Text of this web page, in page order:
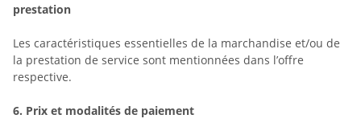
prestation
Les caractéristiques essentielles de la marchandise et/ou de
la prestation de service sont mentionnées dans l’offre
respective.
6. Prix et modalités de paiement